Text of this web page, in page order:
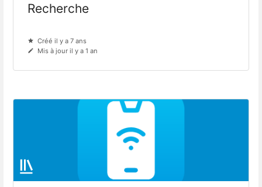
Recherche
Créé il y a 7 ans
Mis à jour il y a 1 an